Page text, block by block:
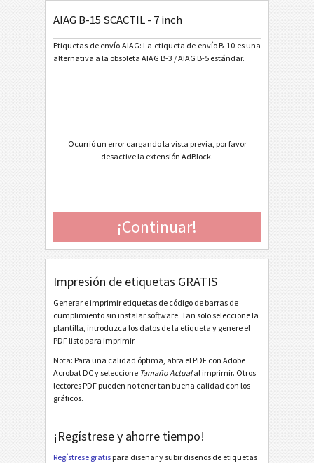
AIAG B-15 SCACTIL - 5 inch
AIAG B-15 SCACTIL - 7 inch
GM General Motors
CAT Caterpillar
GS1 Etiquetas GS1
O Odette
G Galia
B
MAT Etiquetas MAT
AIAG B-15 SCACTIL - 7 inch
Etiquetas de envío AIAG: La etiqueta de envío B-10 es una
alternativa a la obsoleta AIAG B-3 / AIAG B-5 estándar.
Ocurrió un error cargando la vista previa, por favor
desactive la extensión AdBlock.
¡Continuar!
Impresión de etiquetas GRATIS
Generar e imprimir etiquetas de código de barras de
cumplimiento sin instalar software. Tan solo seleccione la
plantilla, introduzca los datos de la etiqueta y genere el
PDF listo para imprimir.
Nota: Para una calidad óptima, abra el PDF con Adobe
Acrobat DC y seleccione Tamaño Actualal imprimir. Otros
lectores PDF pueden no tener tan buena calidad con los
gráficos.
¡Regístrese y ahorre tiempo!
Regístrese gratis para diseñar y subir diseños de etiquetas